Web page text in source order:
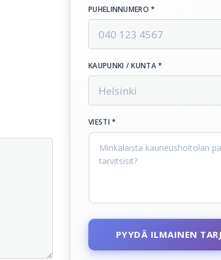
PUHELINNUMERO *
KAUPUNKI / KUNTA *
VIESTI *
PYYDÄ ILMAINEN